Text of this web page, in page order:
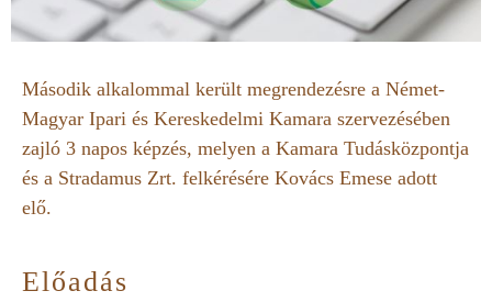
Második alkalommal került megrendezésre a Német-
Magyar Ipari és Kereskedelmi Kamara szervezésében
zajló 3 napos képzés, melyen a Kamara Tudásközpontja
és a Stradamus Zrt. felkérésére Kovács Emese adott
elő.
Előadás